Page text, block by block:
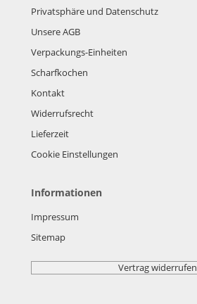
Privatsphäre und Datenschutz
Unsere AGB
Verpackungs-Einheiten
Scharfkochen
Kontakt
Widerrufsrecht
Lieferzeit
Cookie Einstellungen
Informationen
Impressum
Sitemap
Vertrag widerrufen